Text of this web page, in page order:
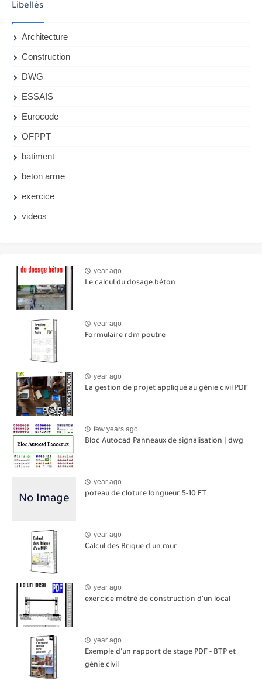
Libellés
Architecture
Construction
DWG
ESSAIS
Eurocode
OFPPT
batiment
beton arme
exercice
videos
year ago
Le calcul du dosage béton
year ago
Formulaire rdm poutre
year ago
La gestion de projet appliqué au génie civil PDF
few years ago
Bloc Autocad Panneaux de signalisation | dwg
year ago
poteau de cloture longueur 5-10 FT
year ago
Calcul des Brique d'un mur
year ago
exercice métré de construction d'un local
year ago
Exemple d'un rapport de stage PDF - BTP et
génie civil